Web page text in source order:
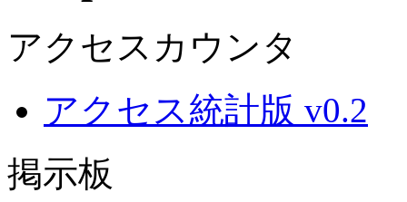
アクセスカウンタ
アクセス統計版 v0.2
掲示板